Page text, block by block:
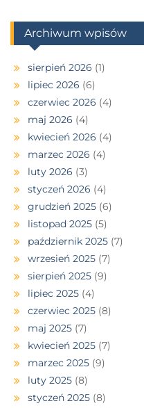
Archiwum wpisów
sierpień 2026 (1)
lipiec 2026 (6)
czerwiec 2026 (4)
maj 2026 (4)
kwiecień 2026 (4)
marzec 2026 (4)
luty 2026 (3)
styczeń 2026 (4)
grudzień 2025 (6)
listopad 2025 (5)
październik 2025 (7)
wrzesień 2025 (7)
sierpień 2025 (9)
lipiec 2025 (4)
czerwiec 2025 (8)
maj 2025 (7)
kwiecień 2025 (7)
marzec 2025 (9)
luty 2025 (8)
styczeń 2025 (8)